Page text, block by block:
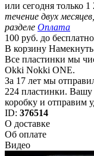
или сегодня только 1
течение двух
разделе Оплата
100 руб. до
В корзину
Все пластинки мы
Okki Nokki ONE.
За 17 лет мы
224 пластинки.
коробку и отправим
ID: 376514
О доставке
Об оплате
Видео